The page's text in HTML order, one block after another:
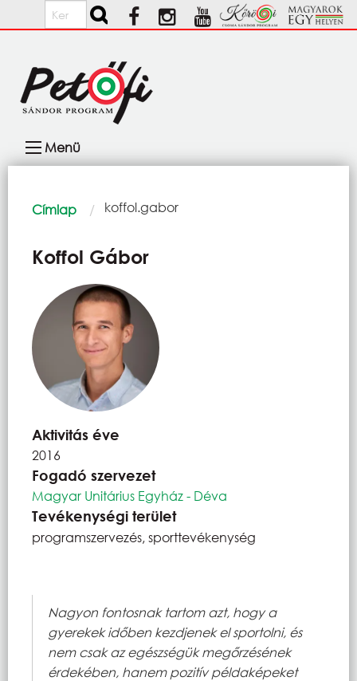
Ugrás a tartalomra
Keresés
navigáció
Menü
Morzsa
Címlap Current:
koffol.gabor
Koffol Gábor
Aktivitás éve
2016
Fogadó szervezet
Magyar Unitárius Egyház - Déva
Tevékenységi terület
programszervezés, sporttevékenység
Nagyon fontosnak tartom azt, hogy a
gyerekek időben kezdjenek el sportolni, és
nem csak az egészségük megőrzésének
érdekében, hanem pozitív példaképeket